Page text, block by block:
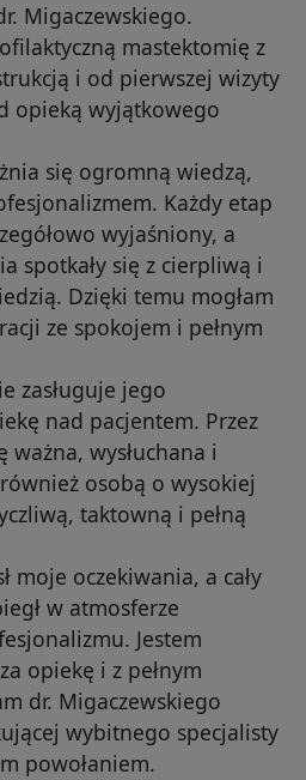
Migaczewskiego.
mastektomię z
i od pierwszej wizyty
opieką wyjątkowego
się ogromną wiedzą,
Każdy etap
wyjaśniony, a
spotkały się z cierpliwą i
Dzięki temu mogłam
ze spokojem i pełnym
zasługuje jego
nad pacjentem. Przez
ważna, wysłuchana i
osobą o wysokiej
taktowną i pełną
moje oczekiwania, a cały
w atmosferze
Jestem
opiekę i z pełnym
dr. Migaczewskiego
wybitnego specjalisty
powołaniem.